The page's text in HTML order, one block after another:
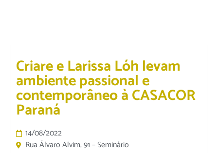
Criare e Larissa Lóh levam
ambiente passional e
contemporâneo à CASACOR
Paraná
14/08/2022
Rua Álvaro Alvim, 91 – Seminário